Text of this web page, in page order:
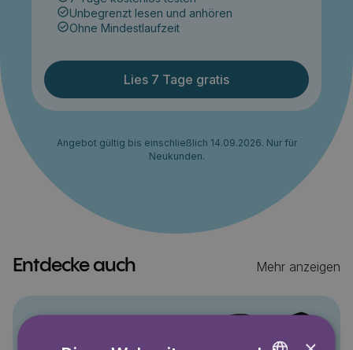
Unbegrenzt lesen und anhören
Ohne Mindestlaufzeit
Lies 7 Tage gratis
Angebot gültig bis einschließlich 14.09.2026. Nur für
Neukunden.
Entdecke auch Mehr anzeigen